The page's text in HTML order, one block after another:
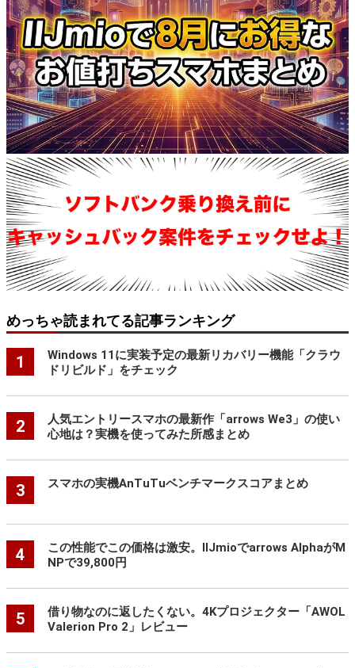
めっちゃ読まれてる記事ランキング
1
Windows 11に実装予定の最新リカバリー機能「クラウ
ドリビルド」をチェック
2
人気エントリースマホの最新作「arrows We3」の使い
心地は？実機を使ってみた所感まとめ
3 スマホの実機AnTuTuベンチマークスコアまとめ
4
この性能でこの価格は激安。IIJmioでarrows AlphaがM
NPで39,800円
5
借り物なのに返したくない。4Kプロジェクター「AWOL
Valerion Pro 2」レビュー